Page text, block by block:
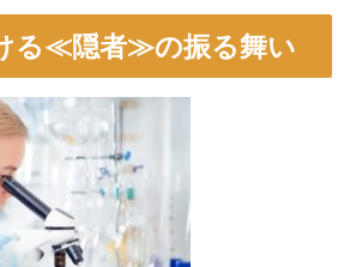
る≪隠者≫の振る舞い